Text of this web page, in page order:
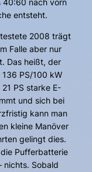
40:60 nach vorn
entsteht.
2008 trägt
Falle aber nur
Das heißt, der
PS/100 kW
PS starke E-
und sich bei
kann man
kleine Manöver
gelingt dies.
Pufferbatterie
nichts. Sobald